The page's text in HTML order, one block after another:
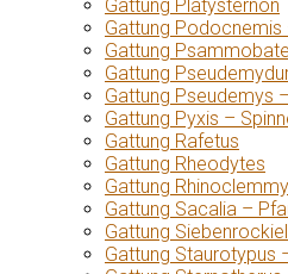
Gattung Platysternon
Gattung
Gattung
Gattung
Gattung Pseudemys
Gattung Pyxis –
Gattung Rafetus
Gattung Rheodytes
Gattung
Gattung Sacalia –
Gattung
Gattung Staurotypus